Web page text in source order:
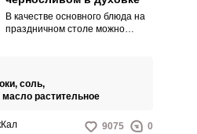
В качестве основного блюда на
праздничном столе можно
духовке, что и предполагает
простой домашний рецепт.
соль,
масло растительное
9075 0